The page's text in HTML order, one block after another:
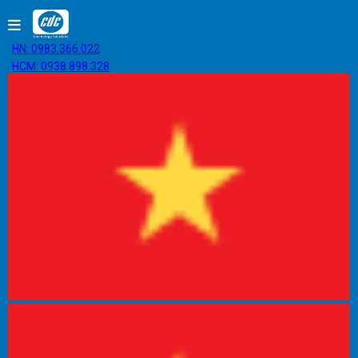
HN: 0983.366.022
HCM: 0938.898.328